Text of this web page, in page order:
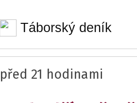
Táborský deník
před 21 hodinami